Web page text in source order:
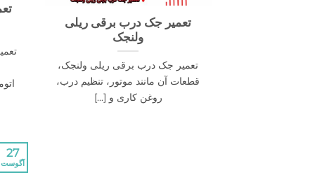
تعمیر جک درب برقی ریلی
ولنجک
تعمیر جک درب برقی ریلی ولنجک،
قطعات آن مانند موتور، تنظیم درب،
روغن کاری و [...]
27
آگوست